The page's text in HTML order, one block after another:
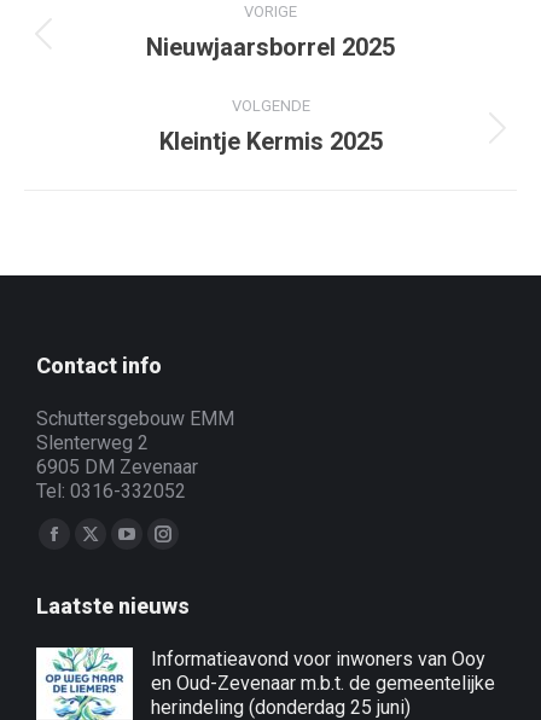
navigation
VORIGE
Previous
Nieuwjaarsborrel 2025
VOLGENDE
Next
Kleintje Kermis 2025
Contact info
Schuttersgebouw EMM
Slenterweg 2
6905 DM Zevenaar
Tel: 0316-332052
Vind ons op:
Facebook
opens
in
new
window
X
opens
in
new
window
YouTube
opens
in
new
window
Instagram
opens
new
window
Laatste nieuws
Informatieavond voor inwoners van Ooy
en Oud-Zevenaar m.b.t. de gemeentelijke
herindeling (donderdag 25 juni)